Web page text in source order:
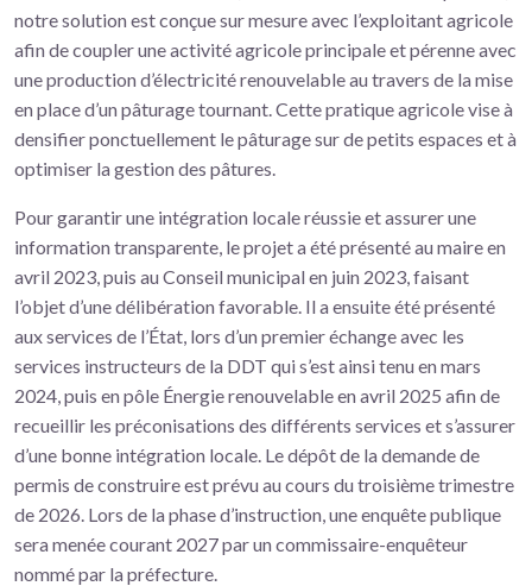
notre solution est conçue sur mesure avec l’exploitant agricole
afin de coupler une activité agricole principale et pérenne avec
une production d’électricité renouvelable au travers de la mise
en place d’un pâturage tournant. Cette pratique agricole vise à
densifier ponctuellement le pâturage sur de petits espaces et à
optimiser la gestion des pâtures.
Pour garantir une intégration locale réussie et assurer une
information transparente, le projet a été présenté au maire en
avril 2023, puis au Conseil municipal en juin 2023, faisant
l’objet d’une délibération favorable. Il a ensuite été présenté
aux services de l’État, lors d’un premier échange avec les
services instructeurs de la DDT qui s’est ainsi tenu en mars
2024, puis en pôle Énergie renouvelable en avril 2025 afin de
recueillir les préconisations des différents services et s’assurer
d’une bonne intégration locale. Le dépôt de la demande de
permis de construire est prévu au cours du troisième trimestre
de 2026. Lors de la phase d’instruction, une enquête publique
sera menée courant 2027 par un commissaire-enquêteur
nommé par la préfecture.